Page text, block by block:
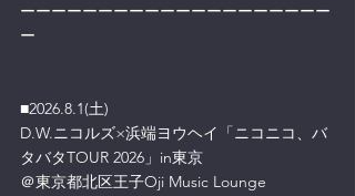
ーーーーーーーーーーーーーーーーーーーー
ー
■2026.8.1(土)
D.W.ニコルズ×浜端ヨウヘイ「ニコニコ、バ
タバタTOUR 2026」in東京
＠東京都北区王子Oji Music Lounge